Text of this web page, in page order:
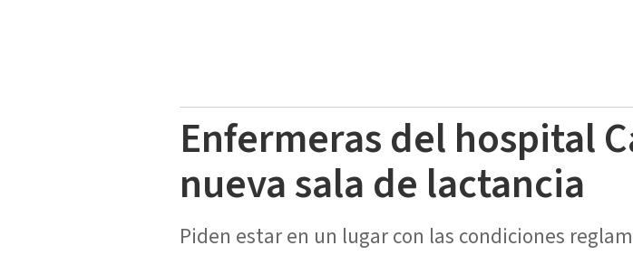
Enfermeras del hospital
nueva sala de lactancia
Piden estar en un lugar con las condiciones